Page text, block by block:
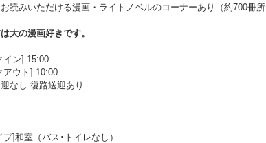
読みいただける漫画・ライトノベルのコーナーあり（約700冊所
大の漫画好きです。
イン] 15:00
アウト] 10:00
なし 復路送迎あり
プ]和室（バス･トイレなし）